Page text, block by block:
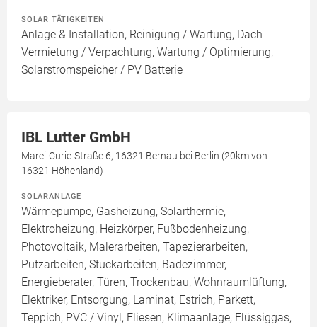
SOLAR TÄTIGKEITEN
Anlage & Installation, Reinigung / Wartung, Dach
Vermietung / Verpachtung, Wartung / Optimierung,
Solarstromspeicher / PV Batterie
IBL Lutter GmbH
Marei-Curie-Straße 6, 16321 Bernau bei Berlin (20km von
16321 Höhenland)
SOLARANLAGE
Wärmepumpe, Gasheizung, Solarthermie,
Elektroheizung, Heizkörper, Fußbodenheizung,
Photovoltaik, Malerarbeiten, Tapezierarbeiten,
Putzarbeiten, Stuckarbeiten, Badezimmer,
Energieberater, Türen, Trockenbau, Wohnraumlüftung,
Elektriker, Entsorgung, Laminat, Estrich, Parkett,
Teppich, PVC / Vinyl, Fliesen, Klimaanlage, Flüssiggas,